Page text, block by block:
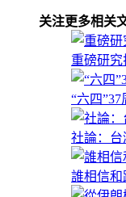
关注更多相关
重磅研
“六四
社論：台
誰相信和